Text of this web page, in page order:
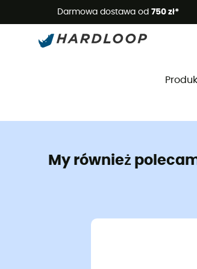
Darmowa dostawa od 750 zł*
My również